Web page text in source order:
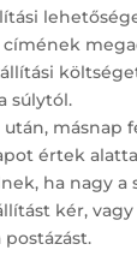
címének
súlytól.
másnap
értek
ha nagy a
kér,